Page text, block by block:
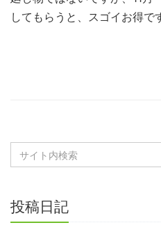
してもらうと、スゴイお得で
投稿日記